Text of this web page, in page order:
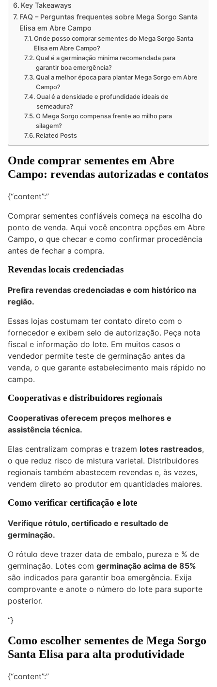
Key Takeaways
FAQ – Perguntas frequentes sobre Mega Sorgo Santa
Elisa em Abre Campo
Onde posso comprar sementes do Mega Sorgo Santa
Elisa em Abre Campo?
Qual é a germinação mínima recomendada para
garantir boa emergência?
Qual a melhor época para plantar Mega Sorgo em Abre
Campo?
Qual é a densidade e profundidade ideais de
semeadura?
O Mega Sorgo compensa frente ao milho para
silagem?
Related Posts
Onde comprar sementes em Abre
Campo: revendas autorizadas e contatos
{“content”:”
Comprar sementes confiáveis começa na escolha do
ponto de venda. Aqui você encontra opções em Abre
Campo, o que checar e como confirmar procedência
antes de fechar a compra.
Revendas locais credenciadas
Prefira revendas credenciadas e com histórico na
região.
Essas lojas costumam ter contato direto com o
fornecedor e exibem selo de autorização. Peça nota
fiscal e informação do lote. Em muitos casos o
vendedor permite teste de germinação antes da
venda, o que garante estabelecimento mais rápido no
campo.
Cooperativas e distribuidores regionais
Cooperativas oferecem preços melhores e
assistência técnica.
Elas centralizam compras e trazem lotes rastreados,
o que reduz risco de mistura varietal. Distribuidores
regionais também abastecem revendas e, às vezes,
vendem direto ao produtor em quantidades maiores.
Como verificar certificação e lote
Verifique rótulo, certificado e resultado de
germinação.
O rótulo deve trazer data de embalo, pureza e % de
germinação. Lotes com germinação acima de 85%
são indicados para garantir boa emergência. Exija
comprovante e anote o número do lote para suporte
posterior.
“}
Como escolher sementes de Mega Sorgo
Santa Elisa para alta produtividade
{“content”:”